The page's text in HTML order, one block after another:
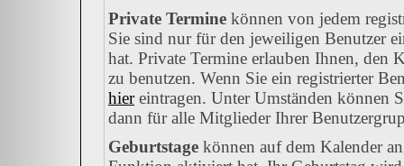
Private Termine können von jedem
Sie sind nur für den jeweiligen Benutzer
hat. Private Termine erlauben Ihnen, den
zu benutzen. Wenn Sie ein registrierter
hiereintragen. Unter Umständen können
dann für alle Mitglieder Ihrer
Geburtstage können auf dem Kalender